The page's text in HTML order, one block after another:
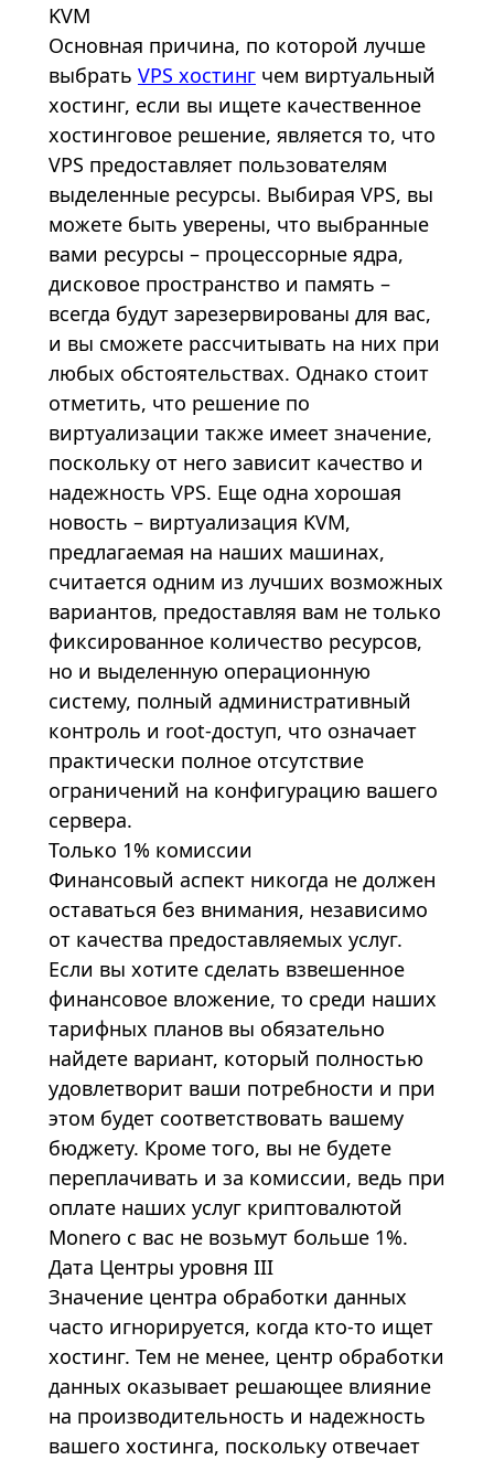
KVM
Основная причина, по которой лучше
выбрать VPS хостинг чем виртуальный
хостинг, если вы ищете качественное
хостинговое решение, является то, что
VPS предоставляет пользователям
выделенные ресурсы. Выбирая VPS, вы
можете быть уверены, что выбранные
вами ресурсы – процессорные ядра,
дисковое пространство и память –
всегда будут зарезервированы для вас,
и вы сможете рассчитывать на них при
любых обстоятельствах. Однако стоит
отметить, что решение по
виртуализации также имеет значение,
поскольку от него зависит качество и
надежность VPS. Еще одна хорошая
новость – виртуализация KVM,
предлагаемая на наших машинах,
считается одним из лучших возможных
вариантов, предоставляя вам не только
фиксированное количество ресурсов,
но и выделенную операционную
систему, полный административный
контроль и root-доступ, что означает
практически полное отсутствие
ограничений на конфигурацию вашего
сервера.
Только 1% комиссии
Финансовый аспект никогда не должен
оставаться без внимания, независимо
от качества предоставляемых услуг.
Если вы хотите сделать взвешенное
финансовое вложение, то среди наших
тарифных планов вы обязательно
найдете вариант, который полностью
удовлетворит ваши потребности и при
этом будет соответствовать вашему
бюджету. Кроме того, вы не будете
переплачивать и за комиссии, ведь при
оплате наших услуг криптовалютой
Monero с вас не возьмут больше 1%.
Дата Центры уровня III
Значение центра обработки данных
часто игнорируется, когда кто-то ищет
хостинг. Тем не менее, центр обработки
данных оказывает решающее влияние
на производительность и надежность
вашего хостинга, поскольку отвечает